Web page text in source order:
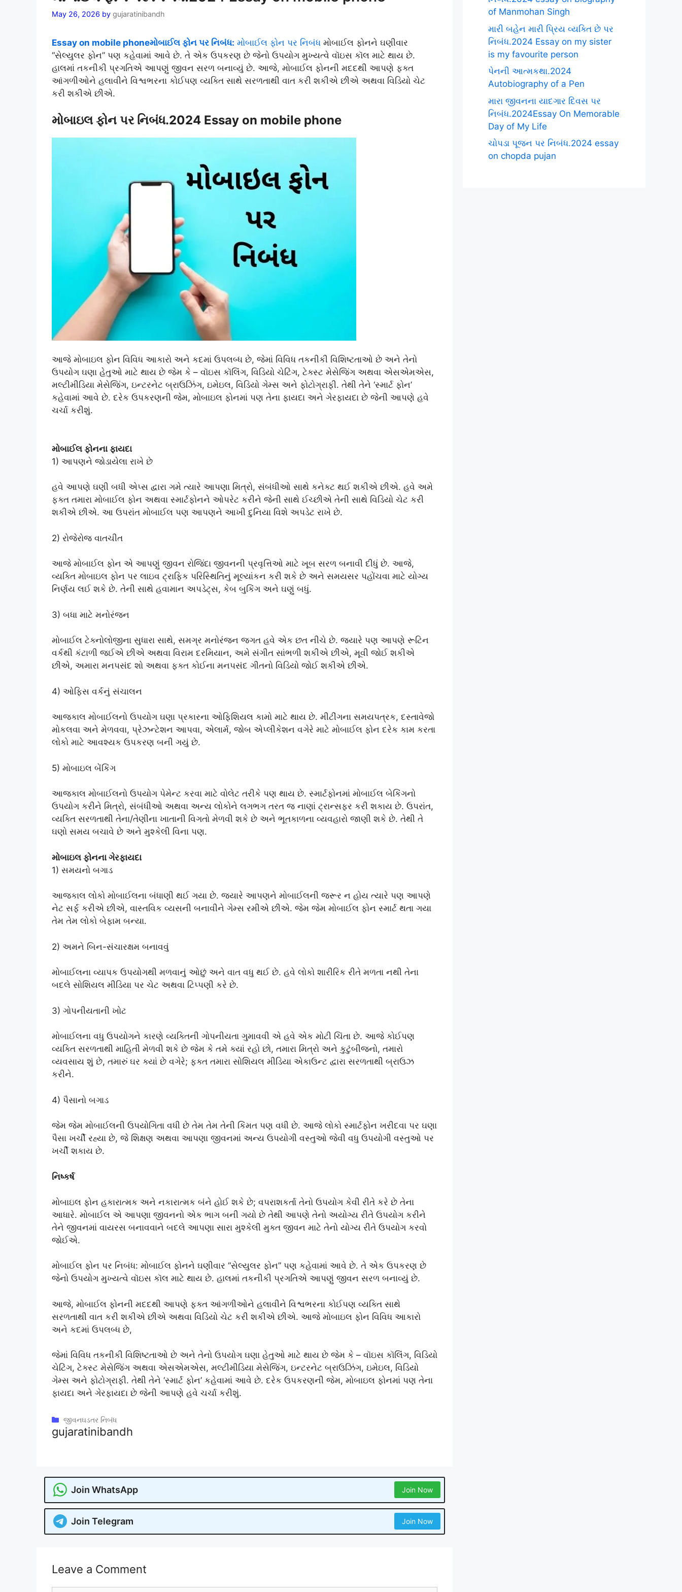
May 26, 2026 by gujaratinibandh
Essay on mobile phoneમોબાઈલ ફોન પર નિબંધ: મોબાઈલ ફોન પર નિબંધ મોબાઈલ ફોનને ઘણીવાર
“સેલ્યુલર ફોન” પણ કહેવામાં આવે છે. તે એક ઉપકરણ છે જેનો ઉપયોગ મુખ્યત્વે વૉઇસ કૉલ માટે થાય છે.
હાલમાં તકનીકી પ્રગતિએ આપણું જીવન સરળ બનાવ્યું છે. આજે, મોબાઈલ ફોનની મદદથી આપણે ફક્ત
આંગળીઓને હલાવીને વિશ્વભરના કોઈપણ વ્યક્તિ સાથે સરળતાથી વાત કરી શકીએ છીએ અથવા વિડિયો ચેટ
કરી શકીએ છીએ.
મોબાઇલ ફોન પર નિબંધ.2024 Essay on mobile phone
આજે મોબાઇલ ફોન વિવિધ આકારો અને કદમાં ઉપલબ્ધ છે, જેમાં વિવિધ તકનીકી વિશિષ્ટતાઓ છે અને તેનો
ઉપયોગ ઘણા હેતુઓ માટે થાય છે જેમ કે – વૉઇસ કૉલિંગ, વિડિયો ચેટિંગ, ટેક્સ્ટ મેસેજિંગ અથવા એસએમએસ,
મલ્ટીમીડિયા મેસેજિંગ, ઇન્ટરનેટ બ્રાઉઝિંગ, ઇમેઇલ, વિડિયો ગેમ્સ અને ફોટોગ્રાફી. તેથી તેને ‘સ્માર્ટ ફોન’
કહેવામાં આવે છે. દરેક ઉપકરણની જેમ, મોબાઇલ ફોનમાં પણ તેના ફાયદા અને ગેરફાયદા છે જેની આપણે હવે
ચર્ચા કરીશું.
મોબાઈલ ફોનના ફાયદા
1) આપણને જોડાયેલા રાખે છે
હવે આપણે ઘણી બધી એપ્સ દ્વારા ગમે ત્યારે આપણા મિત્રો, સંબંધીઓ સાથે કનેક્ટ થઈ શકીએ છીએ. હવે અમે
ફક્ત તમારા મોબાઈલ ફોન અથવા સ્માર્ટફોનને ઓપરેટ કરીને જેની સાથે ઈચ્છીએ તેની સાથે વિડિયો ચેટ કરી
શકીએ છીએ. આ ઉપરાંત મોબાઈલ પણ આપણને આખી દુનિયા વિશે અપડેટ રાખે છે.
2) રોજેરોજ વાતચીત
આજે મોબાઈલ ફોન એ આપણું જીવન રોજિંદા જીવનની પ્રવૃત્તિઓ માટે ખૂબ સરળ બનાવી દીધું છે. આજે,
વ્યક્તિ મોબાઇલ ફોન પર લાઇવ ટ્રાફિક પરિસ્થિતિનું મૂલ્યાંકન કરી શકે છે અને સમયસર પહોંચવા માટે યોગ્ય
નિર્ણય લઈ શકે છે. તેની સાથે હવામાન અપડેટ્સ, કેબ બુકિંગ અને ઘણું બધું.
3) બધા માટે મનોરંજન
મોબાઈલ ટેક્નોલોજીના સુધારા સાથે, સમગ્ર મનોરંજન જગત હવે એક છત નીચે છે. જ્યારે પણ આપણે રૂટિન
વર્કથી કંટાળી જઈએ છીએ અથવા વિરામ દરમિયાન, અમે સંગીત સાંભળી શકીએ છીએ, મૂવી જોઈ શકીએ
છીએ, અમારા મનપસંદ શો અથવા ફક્ત કોઈના મનપસંદ ગીતનો વિડિયો જોઈ શકીએ છીએ.
4) ઓફિસ વર્કનું સંચાલન
આજકાલ મોબાઈલનો ઉપયોગ ઘણા પ્રકારના ઓફિશિયલ કામો માટે થાય છે. મીટીંગના સમયપત્રક, દસ્તાવેજો
મોકલવા અને મેળવવા, પ્રેઝન્ટેશન આપવા, એલાર્મ, જોબ એપ્લીકેશન વગેરે માટે મોબાઈલ ફોન દરેક કામ કરતા
લોકો માટે આવશ્યક ઉપકરણ બની ગયું છે.
5) મોબાઇલ બેંકિંગ
આજકાલ મોબાઈલનો ઉપયોગ પેમેન્ટ કરવા માટે વોલેટ તરીકે પણ થાય છે. સ્માર્ટફોનમાં મોબાઈલ બેકિંગનો
ઉપયોગ કરીને મિત્રો, સંબંધીઓ અથવા અન્ય લોકોને લગભગ તરત જ નાણાં ટ્રાન્સફર કરી શકાય છે. ઉપરાંત,
વ્યક્તિ સરળતાથી તેના/તેણીના ખાતાની વિગતો મેળવી શકે છે અને ભૂતકાળના વ્યવહારો જાણી શકે છે. તેથી તે
ઘણો સમય બચાવે છે અને મુશ્કેલી વિના પણ.
મોબાઇલ ફોનના ગેરફાયદા
1) સમયનો બગાડ
આજકાલ લોકો મોબાઈલના બંધાણી થઈ ગયા છે. જ્યારે આપણને મોબાઈલની જરૂર ન હોય ત્યારે પણ આપણે
નેટ સર્ફ કરીએ છીએ, વાસ્તવિક વ્યસની બનાવીને ગેમ્સ રમીએ છીએ. જેમ જેમ મોબાઈલ ફોન સ્માર્ટ થતા ગયા
તેમ તેમ લોકો બેફામ બન્યા.
2) અમને બિન-સંચારક્ષમ બનાવવું
મોબાઈલના વ્યાપક ઉપયોગથી મળવાનું ઓછું અને વાત વધુ થઈ છે. હવે લોકો શારીરિક રીતે મળતા નથી તેના
બદલે સોશિયલ મીડિયા પર ચેટ અથવા ટિપ્પણી કરે છે.
3) ગોપનીયતાની ખોટ
મોબાઈલના વધુ ઉપયોગને કારણે વ્યક્તિની ગોપનીયતા ગુમાવવી એ હવે એક મોટી ચિંતા છે. આજે કોઈપણ
વ્યક્તિ સરળતાથી માહિતી મેળવી શકે છે જેમ કે તમે ક્યાં રહો છો, તમારા મિત્રો અને કુટુંબીજનો, તમારો
વ્યવસાય શું છે, તમારું ઘર ક્યાં છે વગેરે; ફક્ત તમારા સોશિયલ મીડિયા એકાઉન્ટ દ્વારા સરળતાથી બ્રાઉઝ
કરીને.
4) પૈસાનો બગાડ
જેમ જેમ મોબાઈલની ઉપયોગિતા વધી છે તેમ તેમ તેની કિંમત પણ વધી છે. આજે લોકો સ્માર્ટફોન ખરીદવા પર ઘણા
પૈસા ખર્ચી રહ્યા છે, જે શિક્ષણ અથવા આપણા જીવનમાં અન્ય ઉપયોગી વસ્તુઓ જેવી વધુ ઉપયોગી વસ્તુઓ પર
ખર્ચી શકાય છે.
નિષ્કર્ષ
મોબાઇલ ફોન હકારાત્મક અને નકારાત્મક બંને હોઈ શકે છે; વપરાશકર્તા તેનો ઉપયોગ કેવી રીતે કરે છે તેના
આધારે. મોબાઈલ એ આપણા જીવનનો એક ભાગ બની ગયો છે તેથી આપણે તેનો અયોગ્ય રીતે ઉપયોગ કરીને
તેને જીવનમાં વાયરસ બનાવવાને બદલે આપણા સારા મુશ્કેલી મુક્ત જીવન માટે તેનો યોગ્ય રીતે ઉપયોગ કરવો
જોઈએ.
મોબાઈલ ફોન પર નિબંધ: મોબાઈલ ફોનને ઘણીવાર “સેલ્યુલર ફોન” પણ કહેવામાં આવે છે. તે એક ઉપકરણ છે
જેનો ઉપયોગ મુખ્યત્વે વૉઇસ કૉલ માટે થાય છે. હાલમાં તકનીકી પ્રગતિએ આપણું જીવન સરળ બનાવ્યું છે.
આજે, મોબાઈલ ફોનની મદદથી આપણે ફક્ત આંગળીઓને હલાવીને વિશ્વભરના કોઈપણ વ્યક્તિ સાથે
સરળતાથી વાત કરી શકીએ છીએ અથવા વિડિયો ચેટ કરી શકીએ છીએ. આજે મોબાઇલ ફોન વિવિધ આકારો
અને કદમાં ઉપલબ્ધ છે,
જેમાં વિવિધ તકનીકી વિશિષ્ટતાઓ છે અને તેનો ઉપયોગ ઘણા હેતુઓ માટે થાય છે જેમ કે – વૉઇસ કૉલિંગ, વિડિયો
ચેટિંગ, ટેક્સ્ટ મેસેજિંગ અથવા એસએમએસ, મલ્ટીમીડિયા મેસેજિંગ, ઇન્ટરનેટ બ્રાઉઝિંગ, ઇમેઇલ, વિડિયો
ગેમ્સ અને ફોટોગ્રાફી. તેથી તેને ‘સ્માર્ટ ફોન’ કહેવામાં આવે છે. દરેક ઉપકરણની જેમ, મોબાઇલ ફોનમાં પણ તેના
ફાયદા અને ગેરફાયદા છે જેની આપણે હવે ચર્ચા કરીશું.
Categories
જીવનઘડતર નિબંધ
gujaratinibandh
Join WhatsApp Join Now
Join Telegram Join Now
Leave a Comment
of Manmohan Singh
મારી બહેન મારી પ્રિય વ્યક્તિ છે પર
નિબંધ.2024 Essay on my sister
is my favourite person
પેનની આત્મકથા.2024
Autobiography of a Pen
મારા જીવનના યાદગાર દિવસ પર
નિબંધ.2024Essay On Memorable
Day of My Life
ચોપડા પૂજન પર નિબંધ.2024 essay
on chopda pujan